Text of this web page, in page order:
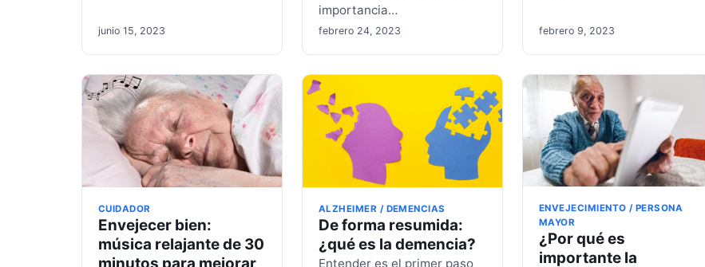
junio 15, 2023
importancia…
febrero 24, 2023 febrero 9, 2023
CUIDADOR
Envejecer bien:
música relajante de 30
ALZHEIMER / DEMENCIAS
De forma resumida:
¿qué es la demencia?
Entender es el primer paso
ENVEJECIMIENTO / PERSONA
MAYOR
¿Por qué es
importante la